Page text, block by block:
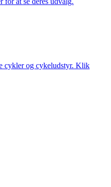
cykler og cykeludstyr. Klik